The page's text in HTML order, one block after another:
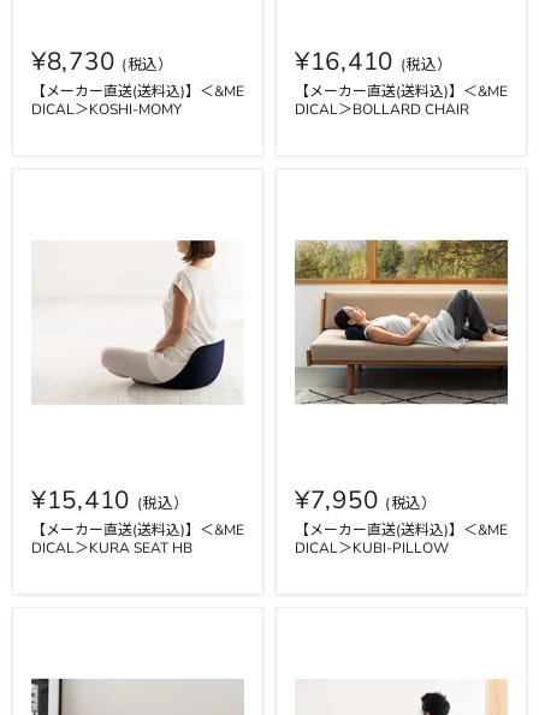
¥8,730
【メーカー直送(送料込)】＜&ME
DICAL＞KOSHI-MOMY
¥16,410
【メーカー直送(送料込)】＜&ME
DICAL＞BOLLARD CHAIR
¥15,410
【メーカー直送(送料込)】＜&ME
DICAL＞KURA SEAT HB
¥7,950
【メーカー直送(送料込)】＜&ME
DICAL＞KUBI-PILLOW